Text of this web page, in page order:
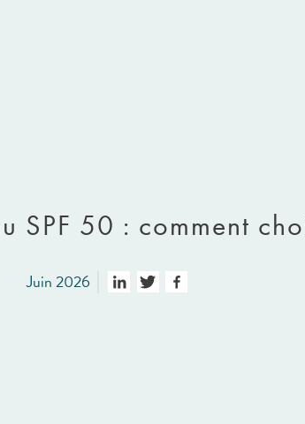
SPF 50 : comment
Juin 2026